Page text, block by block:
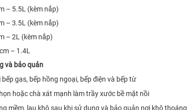
5.5L (kèm nắp)
3.5L (kèm nắp)
2L (kèm nắp)
– 1.4L
và bảo quản
gas, bếp hồng ngoại, bếp điện và bếp từ
hoặc chà xát mạnh làm trầy xước bề mặt nồi
mềm, lau khô sau khi sử dụng và bảo quản nơi khô thoáng